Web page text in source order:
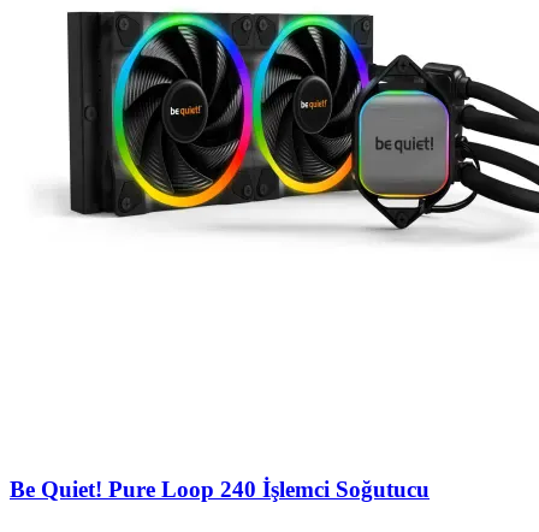
Be Quiet! Pure Loop 240 İşlemci Soğutucu